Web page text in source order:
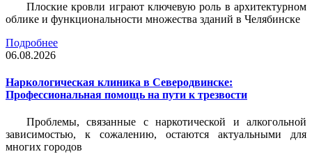
Плоские кровли играют ключевую роль в архитектурном
облике и функциональности множества зданий в Челябинске
Подробнее
06.08.2026
Наркологическая клиника в Северодвинске:
Профессиональная помощь на пути к трезвости
Проблемы, связанные с наркотической и алкогольной
зависимостью, к сожалению, остаются актуальными для
многих городов